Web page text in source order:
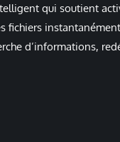
qui soutient
fichiers
d’informations,